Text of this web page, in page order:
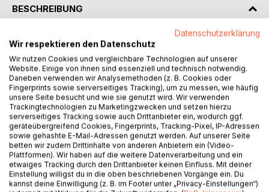
BESCHREIBUNG
Wahre Wildnis, unvergessliche Abenteuer, jagdliche
Freiheit: Diese Dinge sind es, die den Autor immer wieder
ans andere Ende der Welt ziehen, um die unvergleichlichen
Gebirgslandschaften Neuseelands als Jäger zu erleben.
Das Jagen ist zwar sein Ziel, sein eigentlicher Ansporn ist
aber die Wildniserfahrung, die immer neue
Herausforderungen bereithält und seinen gelebten Traum
darstellt. In diesem Buch lässt Leif-Erik Jonas seine Leser
in einem tagebuchartigen Stil an zwei rund sechswöchigen
Reisen ins Land der Kiwis teilhaben. Er erzählt von
Höhepunkten und Rückschlägen, von brenzligen
Situationen und Missgeschicken. Dabei gibt er auch immer
Datenschutzerklärung
Wir respektieren den Datenschutz
Wir nutzen Cookies und vergleichbare Technologien auf unserer
Website. Einige von ihnen sind essenziell und technisch notwendig.
Daneben verwenden wir Analysemethoden (z. B. Cookies oder
Fingerprints sowie serverseitiges Tracking), um zu messen, wie häufig
unsere Seite besucht und wie sie genutzt wird. Wir verwenden
Trackingtechnologien zu Marketingzwecken und setzen hierzu
serverseitiges Tracking sowie auch Drittanbieter ein, wodurch ggf.
geräteübergreifend Cookies, Fingerprints, Tracking-Pixel, IP-Adressen
sowie gehashte E-Mail-Adressen genutzt werden. Auf unserer Seite
betten wir zudem Drittinhalte von anderen Anbietern ein (Video-
Plattformen). Wir haben auf die weitere Datenverarbeitung und ein
etwaiges Tracking durch den Drittanbieter keinen Einfluss. Mit deiner
Einstellung willigst du in die oben beschriebenen Vorgänge ein. Du
kannst deine Einwilligung (z. B. im Footer unter „Privacy-Einstellungen“)